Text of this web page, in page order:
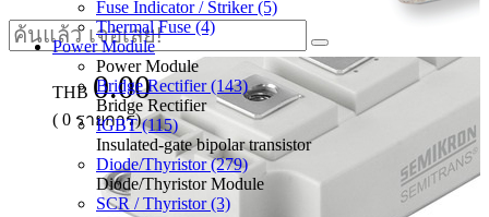
THB 0.00
( 0 รายการ)
Fuse Indicator / Striker (5)
Thermal Fuse (4)
Power Module
Power Module
Bridge Rectifier (143)
Bridge Rectifier
IGBT (115)
Insulated-gate bipolar transistor
Diode/Thyristor (279)
Diode/Thyristor Module
SCR / Thyristor (3)